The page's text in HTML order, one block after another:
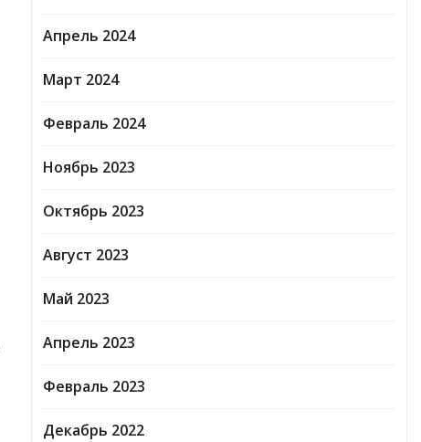
Апрель 2024
Март 2024
Февраль 2024
Ноябрь 2023
Октябрь 2023
Август 2023
Май 2023
Апрель 2023
Февраль 2023
Декабрь 2022